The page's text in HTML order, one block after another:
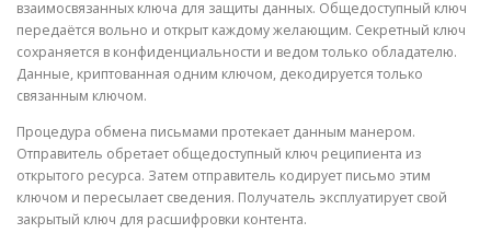
взаимосвязанных ключа для защиты данных. Общедоступный ключ
передаётся вольно и открыт каждому желающим. Секретный ключ
сохраняется в конфиденциальности и ведом только обладателю.
Данные, криптованная одним ключом, декодируется только
связанным ключом.
Процедура обмена письмами протекает данным манером.
Отправитель обретает общедоступный ключ реципиента из
открытого ресурса. Затем отправитель кодирует письмо этим
ключом и пересылает сведения. Получатель эксплуатирует свой
закрытый ключ для расшифровки контента.